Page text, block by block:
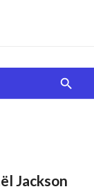
On
!
Jackson